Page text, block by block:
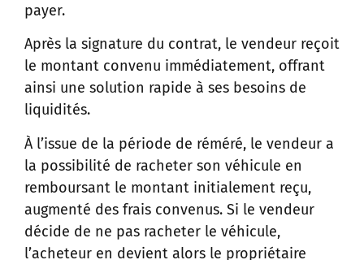
payer.
Après la signature du contrat, le vendeur reçoit
le montant convenu immédiatement, offrant
ainsi une solution rapide à ses besoins de
liquidités.
À l’issue de la période de réméré, le vendeur a
la possibilité de racheter son véhicule en
remboursant le montant initialement reçu,
augmenté des frais convenus. Si le vendeur
décide de ne pas racheter le véhicule,
l’acheteur en devient alors le propriétaire